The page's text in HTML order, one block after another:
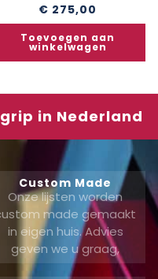
€ 275,00
Toevoegen aan
winkelwagen
in Nederland
Custom Made
Onze lijsten worden
made gemaakt
in eigen huis. Advies
geven we u graag,